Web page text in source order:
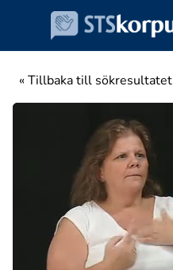
« Tillbaka till sökresultatet